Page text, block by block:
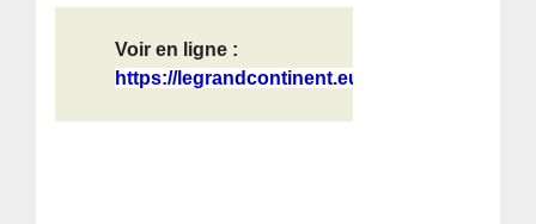
Voir en ligne :
https://legrandcontinent.eu/fr/2026...